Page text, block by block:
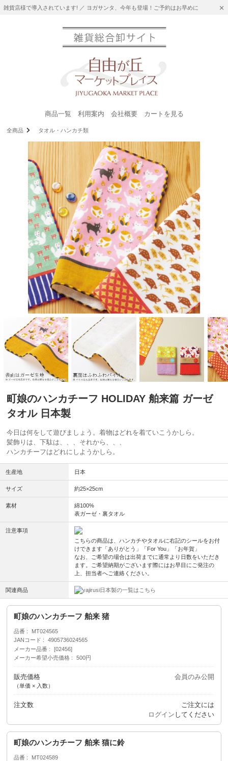
雑貨店様で導入されています! ／ ヨガサンタ、今年も登場！ご予約はお早めに
商品一覧 利用案内 会社概要 カートを見る
全商品 タオル・ハンカチ類
町娘のハンカチーフ HOLIDAY 舶来篇 ガーゼ
タオル 日本製
今日は何をして遊びましょう。着物はどれを着ていこうかしら。
髪飾りは、下駄は、、、それから、、、
ハンカチーフはどれにしようかしら。
生産地 日本
サイズ 約25×25cm
素材
綿100%
表ガーゼ・裏タオル
注意事項
こちらの商品は、ハンカチやタオルに右記のシールをお付
けできます「ありがとう」「For You」「お年賀」
なお、ご希望の場合は出荷までに通常より日数をいただき
ます。ご希望納期がございます際にはお早目にご発注の
上、担当者へご連絡ください。
関連商品 日本製の一覧はこちら
町娘のハンカチーフ 舶来 猪
品番
MT024565
JANコード
4905736024565
メーカー品番
[02456]
メーカー希望小売価格
500円
販売価格
（単価 × 入数）
会員のみ公開
注文数
ご注文には
ログイン してください
町娘のハンカチーフ 舶来 猫に鈴
品番
MT024589